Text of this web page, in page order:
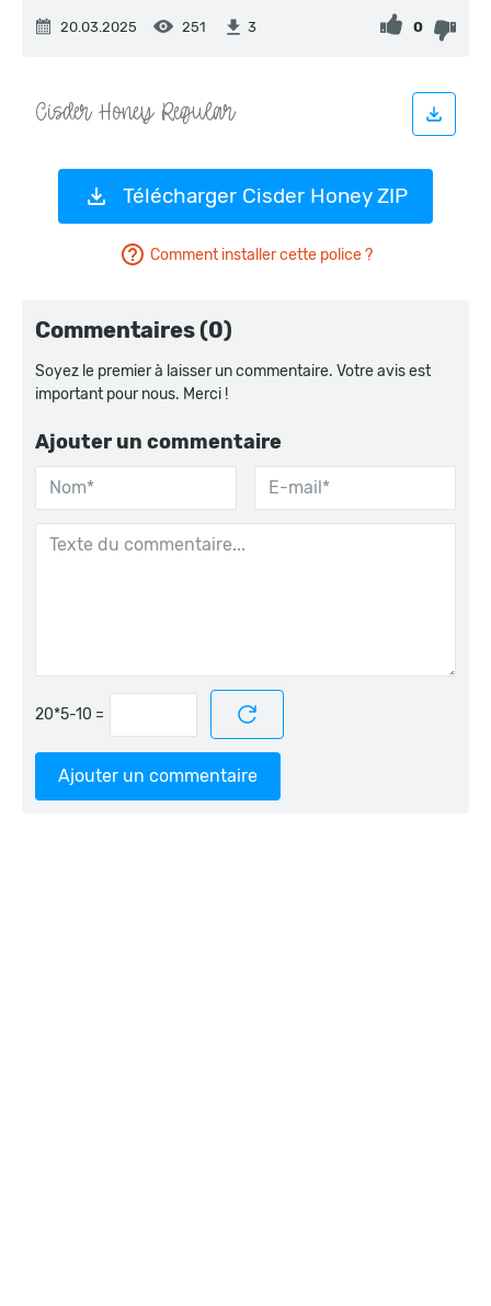
20.03.2025 251 3 0
Télécharger Cisder Honey ZIP
Comment installer cette police ?
Commentaires (0)
Soyez le premier à laisser un commentaire. Votre avis est
important pour nous. Merci !
Ajouter un commentaire
=
Ajouter un commentaire